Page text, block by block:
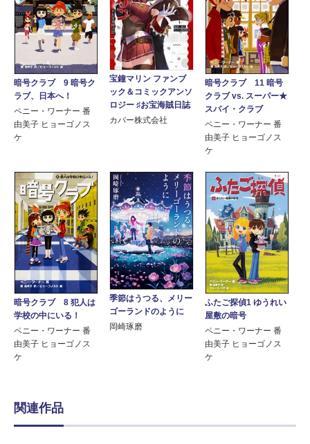
暗号クラブ 9 暗号ク
ラブ、日本へ！
ペニー・ワーナー 番
由美子 ヒョーゴノス
ケ
宝鐘マリン ファンブ
ック＆コミックアンソ
ロジー ♯お宝海賊日誌
カバー株式会社
暗号クラブ 11 暗号
クラブ vs. スーパー★
スパイ・クラブ
ペニー・ワーナー 番
由美子 ヒョーゴノス
ケ
暗号クラブ 8 犯人は
学校の中にいる！
ペニー・ワーナー 番
由美子 ヒョーゴノス
ケ
季節はうつる、メリー
ゴーランドのように
岡崎琢磨
ふたご探偵1 ゆうれい
屋敷の暗号
ペニー・ワーナー 番
由美子 ヒョーゴノス
ケ
関連作品